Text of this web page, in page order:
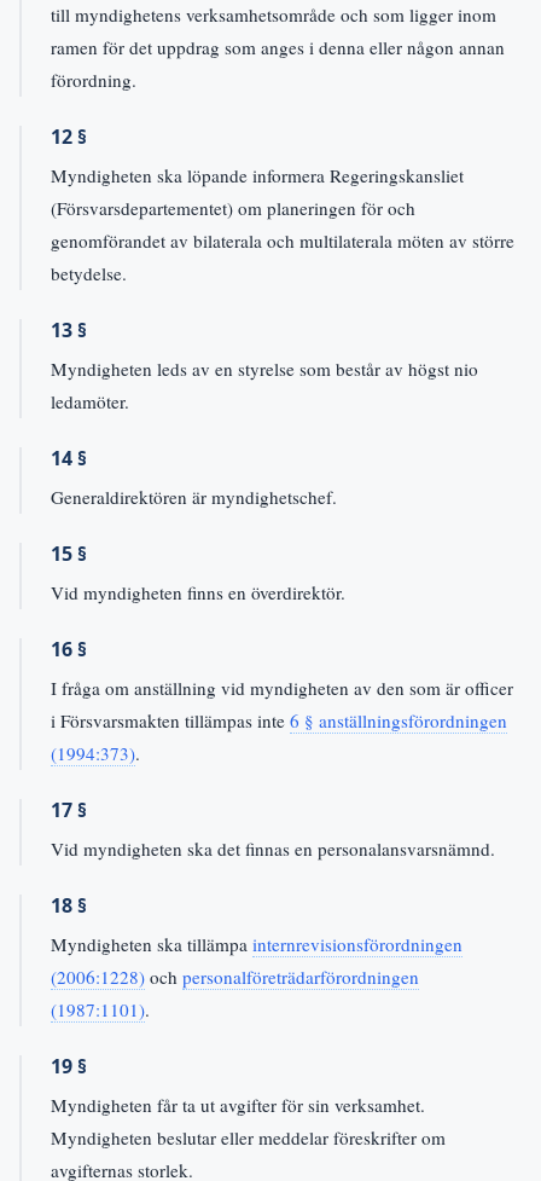
till myndighetens verksamhetsområde och som ligger inom
ramen för det uppdrag som anges i denna eller någon annan
förordning.
12 §
Myndigheten ska löpande informera Regeringskansliet
(Försvarsdepartementet) om planeringen för och
genomförandet av bilaterala och multilaterala möten av större
betydelse.
13 §
Myndigheten leds av en styrelse som består av högst nio
ledamöter.
14 §
Generaldirektören är myndighetschef.
15 §
Vid myndigheten finns en överdirektör.
16 §
I fråga om anställning vid myndigheten av den som är officer
i Försvarsmakten tillämpas inte 6 § anställningsförordningen
(1994:373).
17 §
Vid myndigheten ska det finnas en personalansvarsnämnd.
18 §
Myndigheten ska tillämpa internrevisionsförordningen
(2006:1228) och personalföreträdarförordningen
(1987:1101).
19 §
Myndigheten får ta ut avgifter för sin verksamhet.
Myndigheten beslutar eller meddelar föreskrifter om
avgifternas storlek.